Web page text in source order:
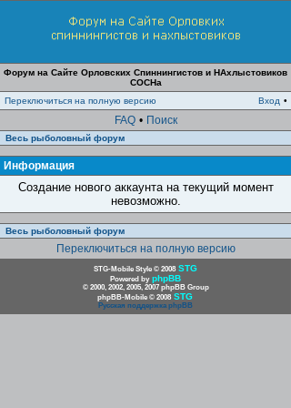
Форум на Сайте Орловских Спиннингистов и НАхлыстовиков
СОСНа
Переключиться на полную версию
Вход •
FAQ • Поиск
Весь рыболовный форум
Информация
Создание нового аккаунта на текущий момент
невозможно.
Весь рыболовный форум
Переключиться на полную версию
STG-Mobile Style © 2008 STG
Powered by phpBB
© 2000, 2002, 2005, 2007 phpBB Group
phpBB-Mobile © 2008 STG
Русская поддержка phpBB